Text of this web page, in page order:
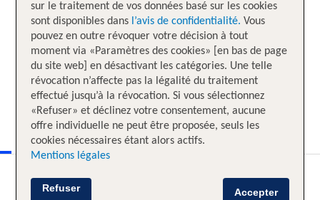
sur le traitement de vos données basé sur les cookies
sont disponibles dans l’avis de confidentialité. Vous
pouvez en outre révoquer votre décision à tout
moment via «Paramètres des cookies» [en bas de page
du site web] en désactivant les catégories. Une telle
révocation n’affecte pas la légalité du traitement
effectué jusqu’à la révocation. Si vous sélectionnez
«Refuser» et déclinez votre consentement, aucune
offre individuelle ne peut être proposée, seuls les
cookies nécessaires étant alors actifs.
Mentions légales
Accepter
Refuser